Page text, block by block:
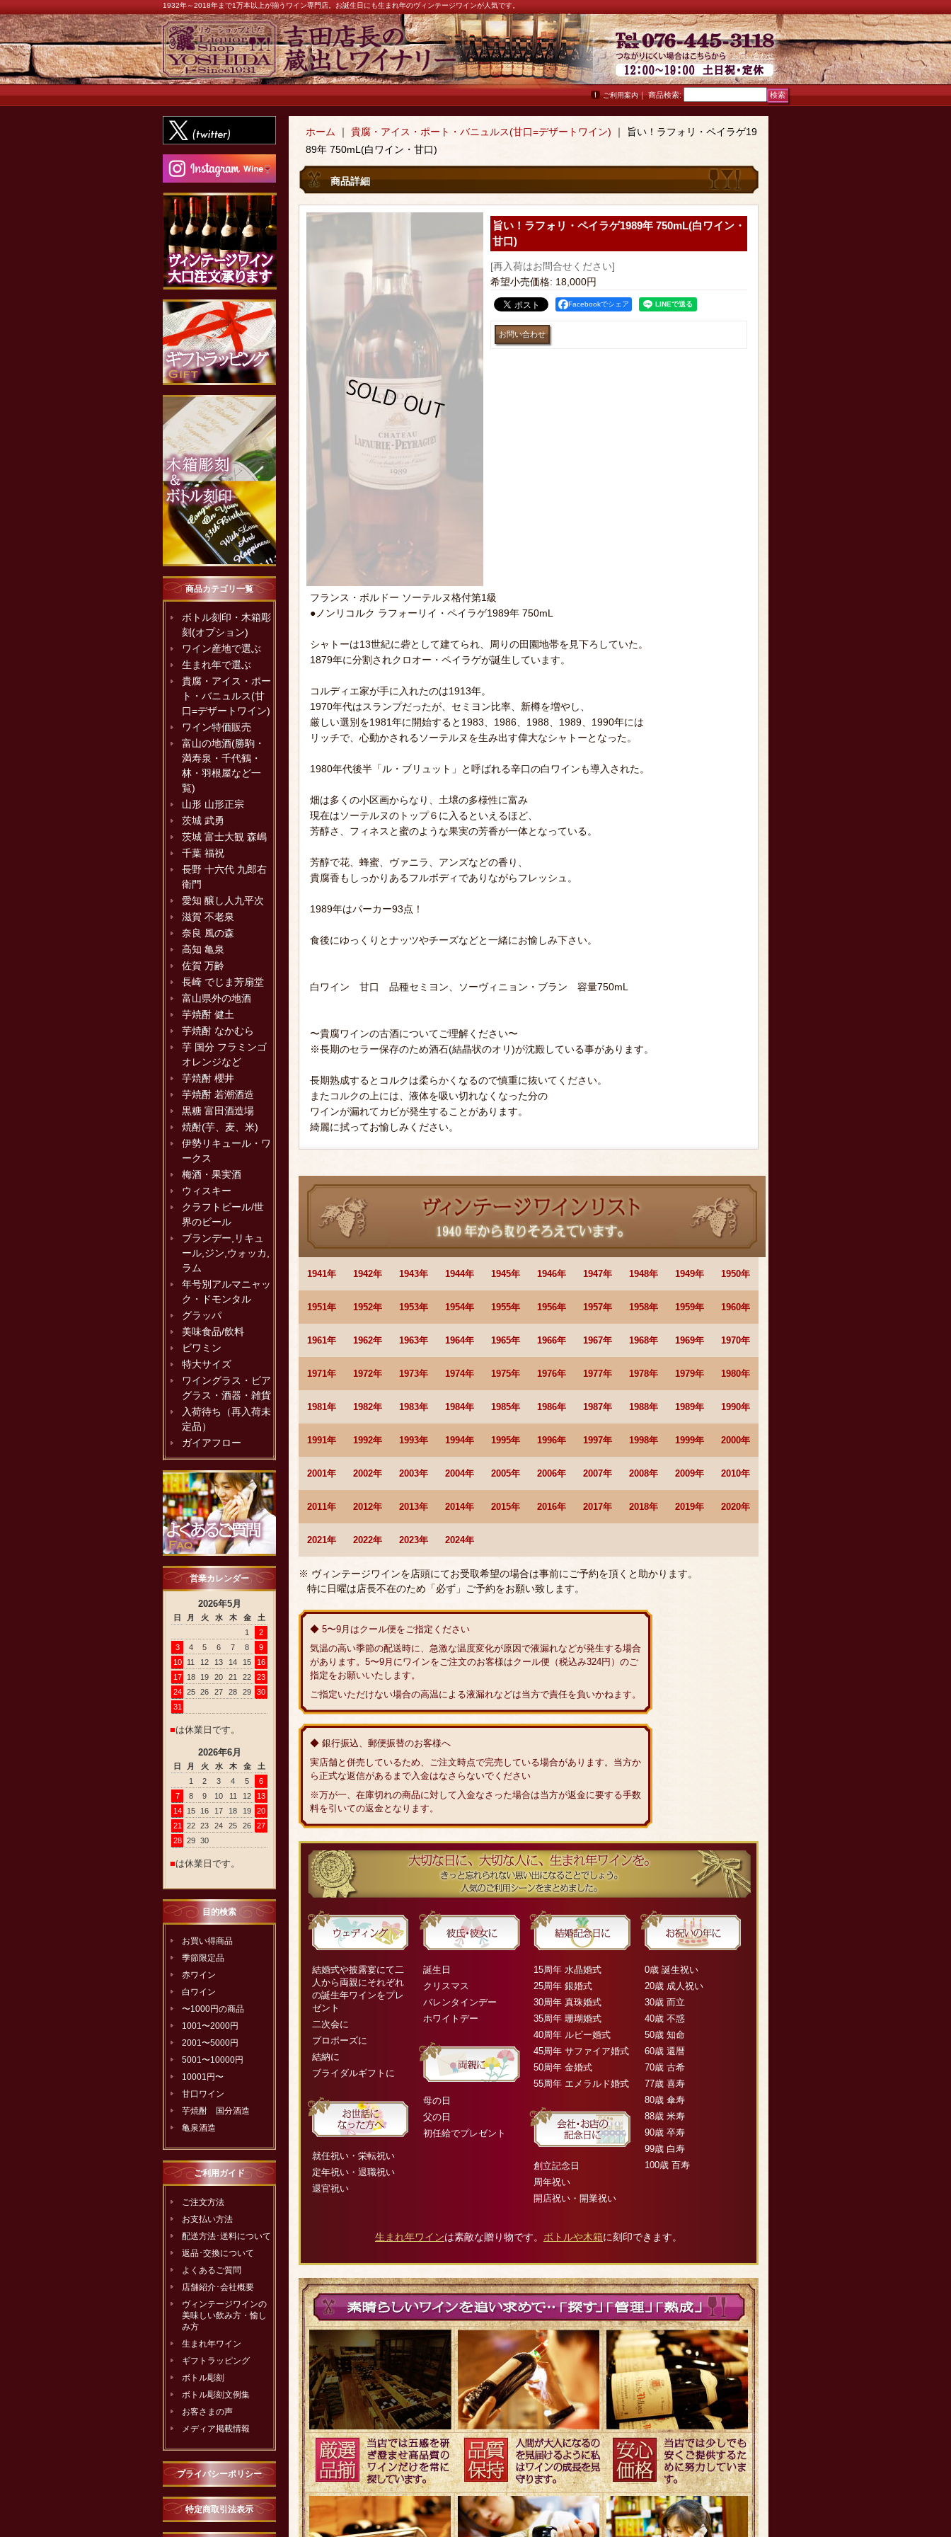
1932年～2018年まで1万本以上が揃うワイン専門店。お誕生日にも生まれ年のヴィンテージワインが人気です。
ご利用案内｜
お問い合わせ
商品検索:
商品カテゴリ一覧
ボトル刻印・木箱彫
刻(オプション)
ワイン産地で選ぶ
生まれ年で選ぶ
貴腐・アイス・ポー
ト・バニュルス(甘
口=デザートワイン)
ワイン特価販売
富山の地酒(勝駒・
満寿泉・千代鶴・
林・羽根屋など一
覧)
山形 山形正宗
茨城 武勇
茨城 富士大観 森嶋
千葉 福祝
長野 十六代 九郎右
衛門
愛知 醸し人九平次
滋賀 不老泉
奈良 風の森
高知 亀泉
佐賀 万齢
長崎 でじま芳扇堂
富山県外の地酒
芋焼酎 健土
芋焼酎 なかむら
芋 国分 フラミンゴ
オレンジなど
芋焼酎 櫻井
芋焼酎 若潮酒造
黒糖 富田酒造場
焼酎(芋、麦、米)
伊勢リキュール・ワ
ークス
梅酒・果実酒
ウィスキー
クラフトビール/世
界のビール
ブランデー,リキュ
ール,ジン,ウォッカ,
ラム
年号別アルマニャッ
ク・ドモンタル
グラッパ
美味食品/飲料
ビワミン
特大サイズ
ワイングラス・ビア
グラス・酒器・雑貨
入荷待ち（再入荷未
定品）
ガイアフロー
営業カレンダー
2026年5月
日 月 火 水 木 金
土
1
2
3
4 5 6 7 8
9
10
11 12 13 14 15
16
17
18 19 20 21 22
23
24
25 26 27 28 29
30
31
■は休業日です。
2026年6月
日 月 火 水 木 金
土
1
2 3 4 5
6
7
8 9 10 11 12
13
14
15 16 17 18 19
20
21
22 23 24 25 26
27
28
29 30
■は休業日です。
目的検索
お買い得商品
季節限定品
赤ワイン
白ワイン
〜1000円の商品
1001〜2000円
2001〜5000円
5001〜10000円
10001円〜
甘口ワイン
芋焼酎 国分酒造
亀泉酒造
ご利用ガイド
ご注文方法
お支払い方法
配送方法･送料について
返品･交換について
よくあるご質問
店舗紹介･会社概要
ヴィンテージワインの
美味しい飲み方・愉し
み方
生まれ年ワイン
ギフトラッピング
ボトル彫刻
ボトル彫刻文例集
お客さまの声
メディア掲載情報
プライバシーポリシー
特定商取引法表示
ホーム ｜ 貴腐・アイス・ポート・バニュルス(甘口=デザートワイン) ｜
旨い！ラフォリ・ペイラゲ19
89年 750mL(白ワイン・甘口)
商品詳細
旨い！ラフォリ・ペイラゲ1989年 750mL(白ワイン・
甘口)
[再入荷はお問合せください]
希望小売価格: 18,000円
Facebookでシェア
フランス・ボルドー ソーテルヌ格付第1級
●ノンリコルク ラフォーリイ・ペイラゲ1989年 750mL
シャトーは13世紀に砦として建てられ、周りの田園地帯を見下ろしていた。
1879年に分割されクロオー・ペイラゲが誕生しています。
コルディエ家が手に入れたのは1913年。
1970年代はスランプだったが、セミヨン比率、新樽を増やし、
厳しい選別を1981年に開始すると1983、1986、1988、1989、1990年には
リッチで、心動かされるソーテルヌを生み出す偉大なシャトーとなった。
1980年代後半「ル・ブリュット」と呼ばれる辛口の白ワインも導入された。
畑は多くの小区画からなり、土壌の多様性に富み
現在はソーテルヌのトップ６に入るといえるほど、
芳醇さ、フィネスと蜜のような果実の芳香が一体となっている。
芳醇で花、蜂蜜、ヴァニラ、アンズなどの香り、
貴腐香もしっかりあるフルボディでありながらフレッシュ。
1989年はパーカー93点！
食後にゆっくりとナッツやチーズなどと一緒にお愉しみ下さい。
白ワイン 甘口 品種セミヨン、ソーヴィニョン・ブラン 容量750mL
〜貴腐ワインの古酒についてご理解ください〜
※長期のセラー保存のため酒石(結晶状のオリ)が沈殿している事があります。
長期熟成するとコルクは柔らかくなるので慎重に抜いてください。
またコルクの上には、液体を吸い切れなくなった分の
ワインが漏れてカビが発生することがあります。
綺麗に拭ってお愉しみください。
1941年 1942年 1943年 1944年 1945年 1946年 1947年 1948年 1949年 1950年
1951年 1952年 1953年 1954年 1955年 1956年 1957年 1958年 1959年 1960年
1961年 1962年 1963年 1964年 1965年 1966年 1967年 1968年 1969年 1970年
1971年 1972年 1973年 1974年 1975年 1976年 1977年 1978年 1979年 1980年
1981年 1982年 1983年 1984年 1985年 1986年 1987年 1988年 1989年 1990年
1991年 1992年 1993年 1994年 1995年 1996年 1997年 1998年 1999年 2000年
2001年 2002年 2003年 2004年 2005年 2006年 2007年 2008年 2009年 2010年
2011年 2012年 2013年 2014年 2015年 2016年 2017年 2018年 2019年 2020年
2021年 2022年 2023年 2024年
※ ヴィンテージワインを店頭にてお受取希望の場合は事前にご予約を頂くと助かります。
特に日曜は店長不在のため「必ず」ご予約をお願い致します。
◆ 5〜9月はクール便をご指定ください
気温の高い季節の配送時に、急激な温度変化が原因で液漏れなどが発生する場合
があります。5〜9月にワインをご注文のお客様はクール便（税込み324円）のご
指定をお願いいたします。
ご指定いただけない場合の高温による液漏れなどは当方で責任を負いかねます。
◆ 銀行振込、郵便振替のお客様へ
実店舗と併売しているため、ご注文時点で完売している場合があります。当方か
ら正式な返信があるまで入金はなさらないでください
※万が一、在庫切れの商品に対して入金なさった場合は当方が返金に要する手数
料を引いての返金となります。
結婚式や披露宴にて二
人から両親にそれぞれ
の誕生年ワインをプレ
ゼント
二次会に
プロポーズに
結納に
ブライダルギフトに
就任祝い・栄転祝い
定年祝い・退職祝い
退官祝い
誕生日
クリスマス
バレンタインデー
ホワイトデー
母の日
父の日
初任給でプレゼント
15周年 水晶婚式
25周年 銀婚式
30周年 真珠婚式
35周年 珊瑚婚式
40周年 ルビー婚式
45周年 サファイア婚式
50周年 金婚式
55周年 エメラルド婚式
創立記念日
周年祝い
開店祝い・開業祝い
0歳 誕生祝い
20歳 成人祝い
30歳 而立
40歳 不惑
50歳 知命
60歳 還暦
70歳 古希
77歳 喜寿
80歳 傘寿
88歳 米寿
90歳 卒寿
99歳 白寿
100歳 百寿
生まれ年ワインは素敵な贈り物です。 ボトルや木箱に刻印できます。